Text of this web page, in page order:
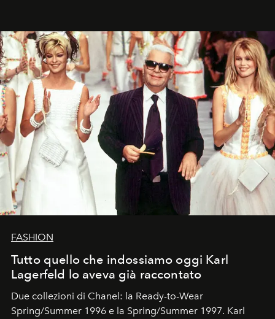
FASHION
Tutto quello che indossiamo oggi Karl
Lagerfeld lo aveva già raccontato
Due collezioni di Chanel: la Ready-to-Wear
Spring/Summer 1996 e la Spring/Summer 1997. Karl